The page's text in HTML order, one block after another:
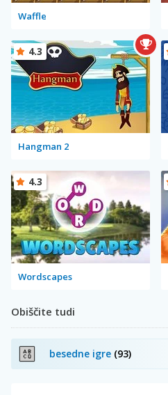
Waffle
Hangman 2
4.3
Wordscapes
4.3
Obiščite tudi
besedne igre (93)